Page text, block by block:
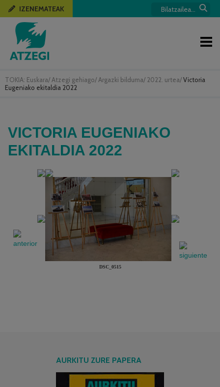
TOKIA: Euskara/ Atzegi gehiago/ Argazki bilduma/ 2022. urtea/Victoria
Eugeniako ekitaldia 2022
IZENEMATEAK
VICTORIA EUGENIAKO
EKITALDIA 2022
DSC_0515
AURKITU ZURE PAPERA